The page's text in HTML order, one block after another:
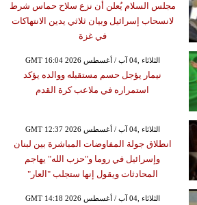
مجلس السلام يُعلن أن نزع سلاح حماس شرط
لانسحاب إسرائيل وبيان ثلاثي يدين الانتهاكات
في غزة
GMT 16:04 2026 الثلاثاء ,04 آب / أغسطس
نيمار يؤجل حسم مستقبله ووالده يؤكد
استمراره في ملاعب كرة القدم
GMT 12:37 2026 الثلاثاء ,04 آب / أغسطس
انطلاق جولة المفاوضات المباشرة بين لبنان
وإسرائيل في روما و"حزب الله" يهاجم
المحادثات ويقول إنها ستجلب "العار"
GMT 14:18 2026 الثلاثاء ,04 آب / أغسطس